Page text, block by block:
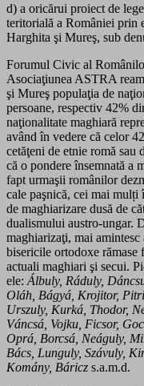
d) a oricărui proiect de
teritorială a României prin
Harghita şi Mureş, sub
Forumul Civic al
Asociaţiunea ASTRA
şi Mureş populaţia de
persoane, respectiv 42%
naţionalitate maghiară
având în vedere că celor
cetăţeni de etnie romă sau
că o pondere însemnată a
fapt urmaşii românilor
cale paşnică, cei mai mulți
de maghiarizare dusă de
dualismului austro-ungar.
maghiarizaţi, mai
bisericile ortodoxe rămase
actuali maghiari şi secui.
ele: Álbuly, Ráduly,
Oláh, Bágyá, Krojitor,
Urszuly, Kurká, Thodor,
Váncsá, Vojku, Ficsor,
Oprá, Borcsá, Neáguly,
Bács, Lunguly, Szávuly,
Komány, Báricz s.a.m.d.